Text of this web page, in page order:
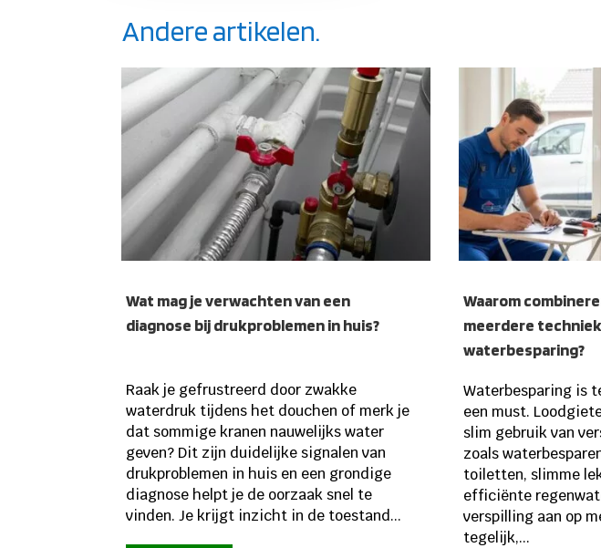
Andere artikelen.
Wat mag je verwachten van een
diagnose bij drukproblemen in huis?
Raak je gefrustreerd door zwakke
waterdruk tijdens het douchen of merk je
dat sommige kranen nauwelijks water
geven? Dit zijn duidelijke signalen van
drukproblemen in huis en een grondige
diagnose helpt je de oorzaak snel te
vinden. Je krijgt inzicht in de toestand...
Waarom
meerdere
waterbesparing?
Waterbesparing is
een must.
slim gebruik van
zoals
toiletten, slimme
efficiënte
verspilling aan op
tegelijk,...